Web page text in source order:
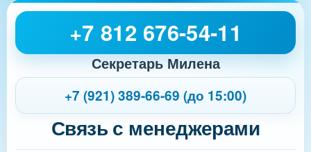
+7 812 676-54-11
Секретарь Милена
+7 (921) 389-66-69 (до 15:00)
Связь с менеджерами